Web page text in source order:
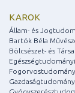
KAROK
Állam- és
Bartók Béla
Bölcsészet- és
Egészségtudományi